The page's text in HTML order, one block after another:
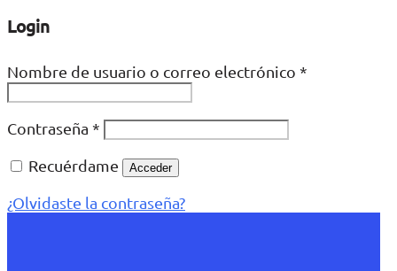
Login
Nombre de usuario o correo electrónico *
Contraseña *
Recuérdame
Acceder
¿Olvidaste la contraseña?